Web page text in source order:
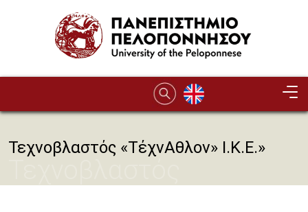
Τεχνοβλαστός «ΤέχνΑθλον» Ι.Κ.Ε.»